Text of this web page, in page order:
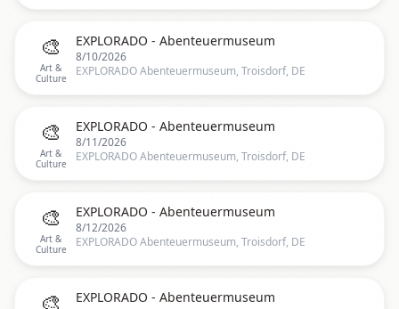
🎨
Art &
Culture
EXPLORADO - Abenteuermuseum
8/10/2026
EXPLORADO Abenteuermuseum, Troisdorf, DE
🎨
Art &
Culture
EXPLORADO - Abenteuermuseum
8/11/2026
EXPLORADO Abenteuermuseum, Troisdorf, DE
🎨
Art &
Culture
EXPLORADO - Abenteuermuseum
8/12/2026
EXPLORADO Abenteuermuseum, Troisdorf, DE
🎨 EXPLORADO - Abenteuermuseum